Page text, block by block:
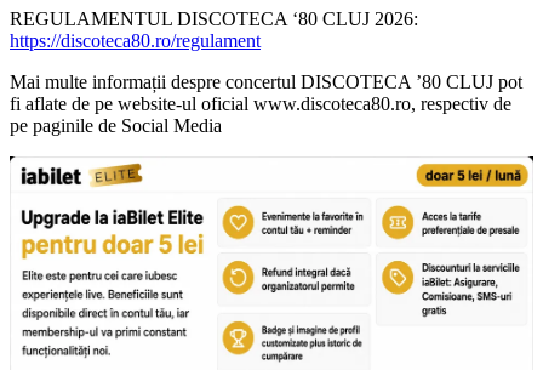
REGULAMENTUL DISCOTECA ‘80 CLUJ 2026:
https://discoteca80.ro/regulament
Mai multe informații despre concertul DISCOTECA ’80 CLUJ pot
fi aflate de pe website-ul oficial www.discoteca80.ro, respectiv de
pe paginile de Social Media